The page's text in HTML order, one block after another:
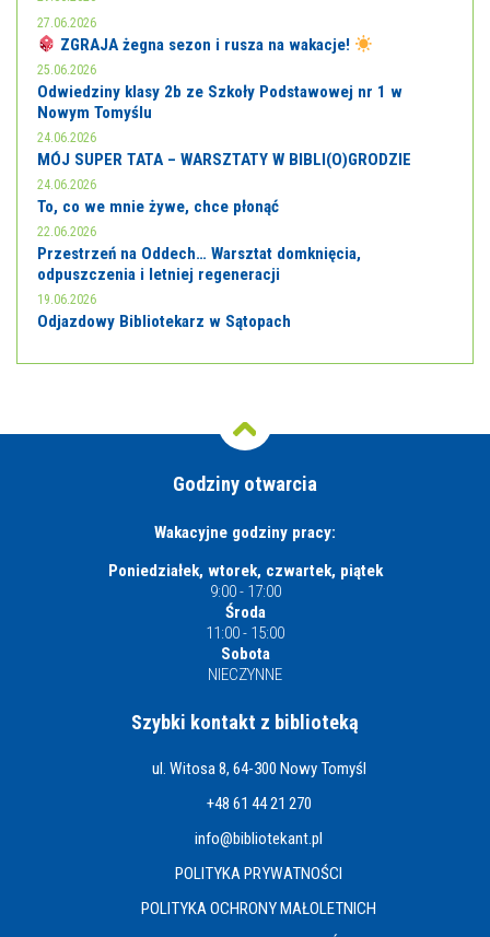
27.06.2026
ZGRAJA żegna sezon i rusza na wakacje!
25.06.2026
Odwiedziny klasy 2b ze Szkoły Podstawowej nr 1 w
Nowym Tomyślu
24.06.2026
MÓJ SUPER TATA – WARSZTATY W BIBLI(O)GRODZIE
24.06.2026
To, co we mnie żywe, chce płonąć
22.06.2026
Przestrzeń na Oddech… Warsztat domknięcia,
odpuszczenia i letniej regeneracji
19.06.2026
Odjazdowy Bibliotekarz w Sątopach
Godziny otwarcia
Wakacyjne godziny pracy:
Poniedziałek, wtorek, czwartek, piątek
9:00 - 17:00
Środa
11:00 - 15:00
Sobota
NIECZYNNE
Szybki kontakt z biblioteką
ul. Witosa 8, 64-300 Nowy Tomyśl
+48 61 44 21 270
info@bibliotekant.pl
POLITYKA PRYWATNOŚCI
POLITYKA OCHRONY MAŁOLETNICH